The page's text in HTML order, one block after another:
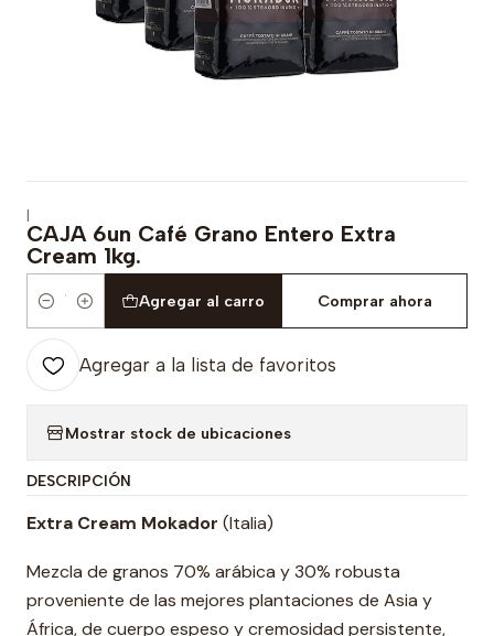
|
CAJA 6un Café Grano Entero Extra
Cream 1kg.
Cantidad
Agregar al carro Comprar ahora
Agregar a la lista de favoritos
Mostrar stock de ubicaciones
DESCRIPCIÓN
Extra Cream Mokador (Italia)
Mezcla de granos 70% arábica y 30% robusta
proveniente de las mejores plantaciones de Asia y
África, de cuerpo espeso y cremosidad persistente,